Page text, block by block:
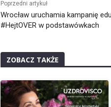
Poprzedni artykuł
Wrocław uruchamia kampanię
#HejtOVER w podstawówkach
ZOBACZ TAKŻE